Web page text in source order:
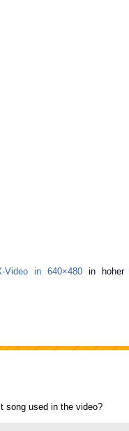
Video in 640×480 in hoher
song used in the video?